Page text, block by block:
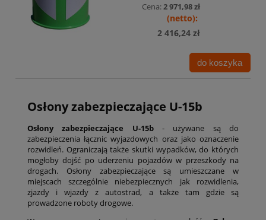
Cena:2 971,98 zł
2 416,24 zł
do koszyka
Osłony zabezpieczające U-15b
Osłony zabezpieczające U-15b- używane są do
zabezpieczenia łącznic wyjazdowych oraz jako oznaczenie
rozwidleń. Ograniczają także skutki wypadków, do których
mogłoby dojść po uderzeniu pojazdów w przeszkody na
drogach. Osłony zabezpieczające są umieszczane w
miejscach szczególnie niebezpiecznych jak rozwidlenia,
zjazdy i wjazdy z autostrad, a także tam gdzie są
prowadzone roboty drogowe.